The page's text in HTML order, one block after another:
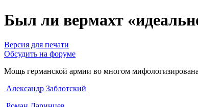
Был ли вермахт
Версия для печати
Обсудить на форуме
Мощь германской армии во многом мифологизирована
Александр Заблотский